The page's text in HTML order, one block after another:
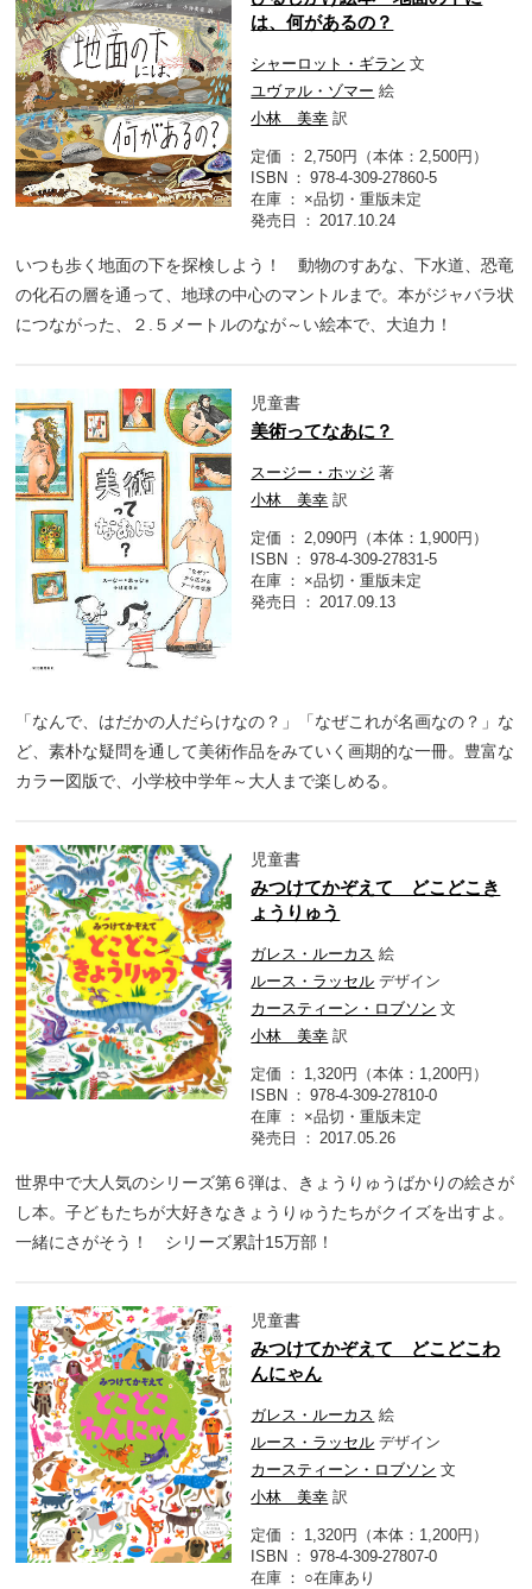
は、何があるの？
シャーロット・ギラン 文
ユヴァル・ゾマー 絵
小林 美幸 訳
定価
2,750円（本体：2,500円）
ISBN
978-4-309-27860-5
在庫
×品切・重版未定
発売日
2017.10.24
いつも歩く地面の下を探検しよう！ 動物のすあな、下水道、恐竜
の化石の層を通って、地球の中心のマントルまで。本がジャバラ状
につながった、２.５メートルのなが～い絵本で、大迫力！
児童書
美術ってなあに？
スージー・ホッジ 著
小林 美幸 訳
定価
2,090円（本体：1,900円）
ISBN
978-4-309-27831-5
在庫
×品切・重版未定
発売日
2017.09.13
「なんで、はだかの人だらけなの？」「なぜこれが名画なの？」な
ど、素朴な疑問を通して美術作品をみていく画期的な一冊。豊富な
カラー図版で、小学校中学年～大人まで楽しめる。
児童書
みつけてかぞえて どこどこき
ょうりゅう
ガレス・ルーカス 絵
ルース・ラッセル デザイン
カースティーン・ロブソン 文
小林 美幸 訳
定価
1,320円（本体：1,200円）
ISBN
978-4-309-27810-0
在庫
×品切・重版未定
発売日
2017.05.26
世界中で大人気のシリーズ第６弾は、きょうりゅうばかりの絵さが
し本。子どもたちが大好きなきょうりゅうたちがクイズを出すよ。
一緒にさがそう！ シリーズ累計15万部！
児童書
みつけてかぞえて どこどこわ
んにゃん
ガレス・ルーカス 絵
ルース・ラッセル デザイン
カースティーン・ロブソン 文
小林 美幸 訳
定価
1,320円（本体：1,200円）
ISBN
978-4-309-27807-0
在庫
○在庫あり